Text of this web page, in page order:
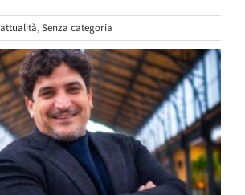
attualità,Senza categoria